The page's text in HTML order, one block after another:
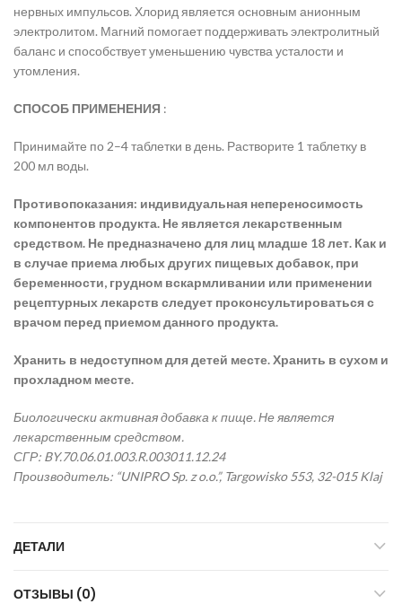
нервных импульсов. Хлорид является основным анионным
электролитом. Магний помогает поддерживать электролитный
баланс и способствует уменьшению чувства усталости и
утомления.
СПОСОБ ПРИМЕНЕНИЯ :
Принимайте по 2–4 таблетки в день. Растворите 1 таблетку в
200 мл воды.
Противопоказания: индивидуальная непереносимость
компонентов продукта. Не является лекарственным
средством. Не предназначено для лиц младше 18 лет. Как и
в случае приема любых других пищевых добавок, при
беременности, грудном вскармливании или применении
рецептурных лекарств следует проконсультироваться с
врачом перед приемом данного продукта.
Хранить в недоступном для детей месте. Хранить в сухом и
прохладном месте.
Биологически активная добавка к пище. Не является
лекарственным средством.
СГР: BY.70.06.01.003.R.003011.12.24
Производитель: “UNIPRO Sp. z o.o.”, Targowisko 553, 32-015 Klaj
ДЕТАЛИ
ОТЗЫВЫ (0)